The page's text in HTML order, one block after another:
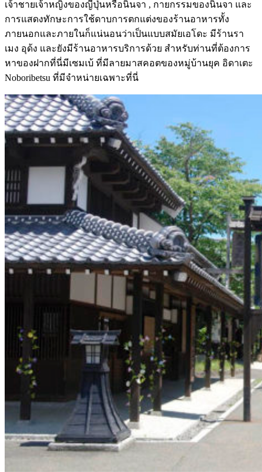
เจ้าชายเจ้าหญิงของญี่ปุ่นหรือนินจา , กายกรรมของนินจา และ
การแสดงทักษะการใช้ดาบการตกแต่งของร้านอาหารทั้ง
ภายนอกและภายในก็แน่นอนว่าเป็นแบบสมัยเอโดะ มีร้านรา
เมง อุด้ง และยังมีร้านอาหารบริการด้วย สำหรับท่านที่ต้องการ
หาของฝากที่นี่มีเซมเบ้ ที่มีลายมาสคอตของหมู่บ้านยุค อิดาเตะ
Noboribetsu ที่มีจำหน่ายเฉพาะที่นี่